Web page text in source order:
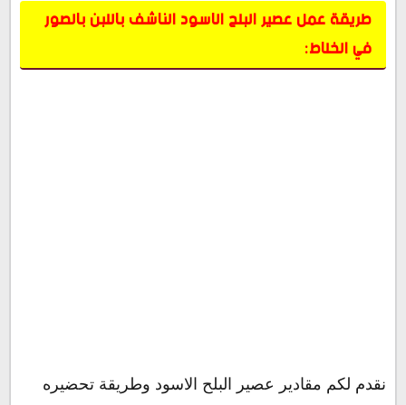
طريقة عمل عصير البلح الاسود الناشف باللبن بالصور
في الخلاط:
نقدم لكم مقادير عصير البلح الاسود وطريقة تحضيره